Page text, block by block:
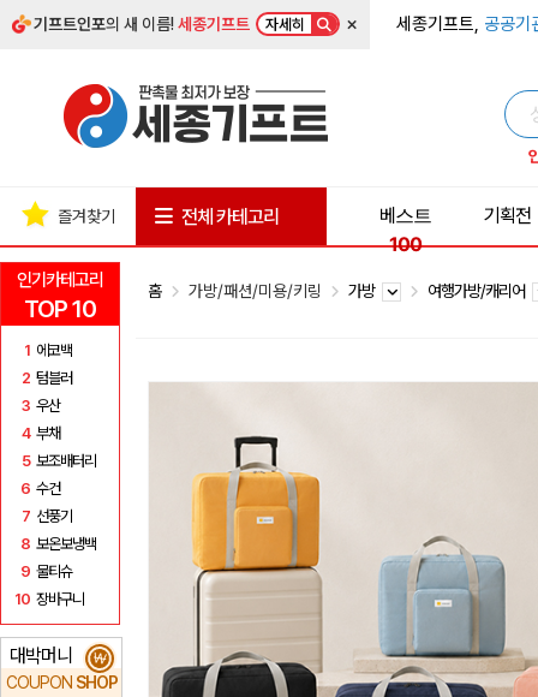
기프트인포의 새 이름!세종기프트 자세히 × 세종기프트, 공공기
인기카테고리
TOP 10
1 에코백
2 텀블러
3 우산
4 부채
5 보조배터리
6 수건
7 선풍기
8 보온보냉백
9 물티슈
10 장바구니
대박머니
COUPON SHOP
₩
즐겨찾기 전체 카테고리
베스트
100
기획전
홈 가방/패션/미용/키링 가방 여행가방/캐리어